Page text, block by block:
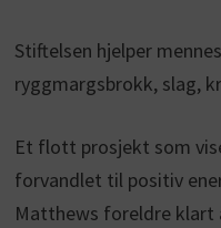
Stiftelsen hjelper
ryggmargsbrokk, slag,
Et flott prosjekt som
forvandlet til positiv
Matthews foreldre klart